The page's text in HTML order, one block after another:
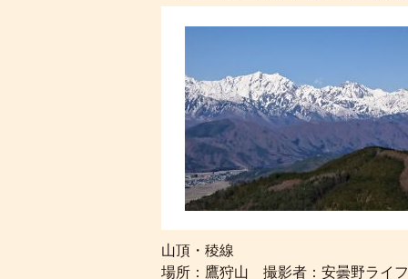
山頂・稜線
場所：鷹狩山 撮影者：安曇野ライフ